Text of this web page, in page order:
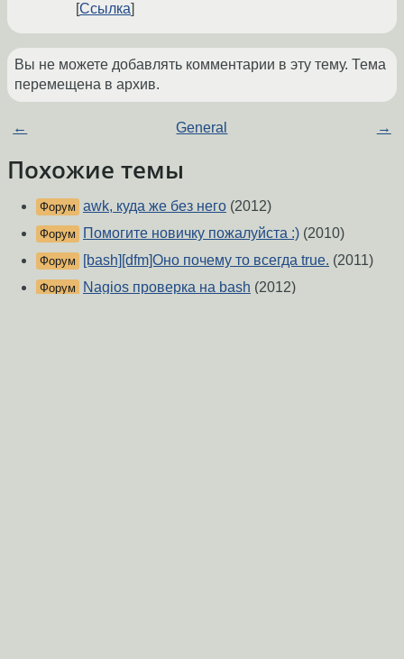
Ссылка
Вы не можете добавлять комментарии в эту тему. Тема
перемещена в архив.
← General →
Похожие темы
Форум awk, куда же без него (2012)
Форум Помогите новичку пожалуйста :) (2010)
Форум [bash][dfm]Оно почему то всегда true. (2011)
Форум Nagios проверка на bash (2012)